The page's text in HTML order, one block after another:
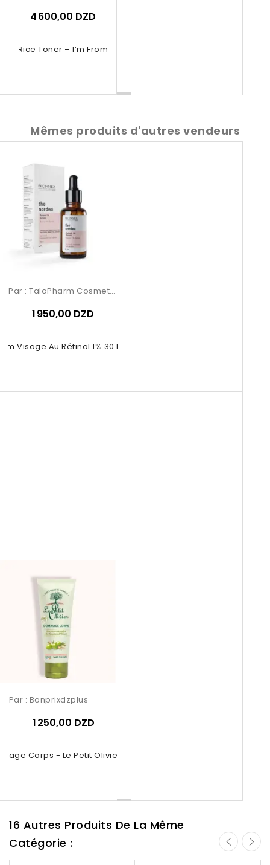
Rice Toner – I’m From
4 600,00 DZD
Mêmes produits d'autres vendeurs
Visage Au Rétinol 1% 30 Ml -...
Par : TalaPharm Cosmetics
1 950,00 DZD
Corps - Le Petit Olivier 150ml
Par : Bonprixdzplus
1 250,00 DZD
16 Autres Produits De La Même
Catégorie :